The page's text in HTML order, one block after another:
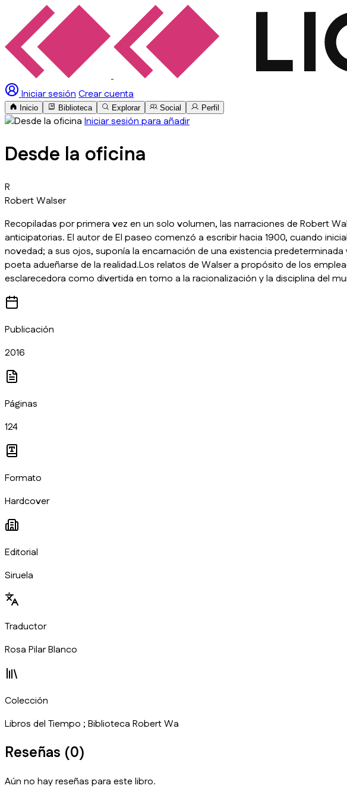
Iniciar sesiónCrear cuenta
Inicio Biblioteca Explorar Social Perfil
Iniciar sesión para añadir
Desde la oficina
R
Robert Walser
Recopiladas por primera vez en un solo volumen, las narraciones de Robert
anticipatorias. El autor de El paseo comenzó a escribir hacia 1900, cuando
novedad; a sus ojos, suponía la encarnación de una existencia
poeta adueñarse de la realidad.Los relatos de Walser a propósito de los
esclarecedora como divertida en torno a la racionalización y la disciplina del
Publicación
2016
Páginas
124
Formato
Hardcover
Editorial
Siruela
Traductor
Rosa Pilar Blanco
Colección
Libros del Tiempo ; Biblioteca Robert Wa
Reseñas (0)
Aún no hay reseñas para este libro.